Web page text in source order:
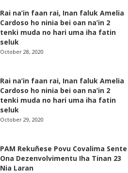
Rai na’in faan rai, Inan faluk Amelia
Cardoso ho ninia bei oan na’in 2
tenki muda no hari uma iha fatin
seluk
October 28, 2020
Rai na’in faan rai, Inan faluk Amelia
Cardoso ho ninia bei oan na’in 2
tenki muda no hari uma iha fatin
seluk
October 29, 2020
PAM Rekuñese Povu Covalima Sente
Ona Dezenvolvimentu Iha Tinan 23
Nia Laran